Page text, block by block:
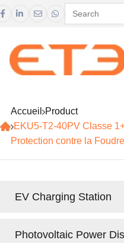
   
Accueil Product
EKU5-T2-40PV Classe
Protection contre la
EV Charging Station
Photovoltaic Power